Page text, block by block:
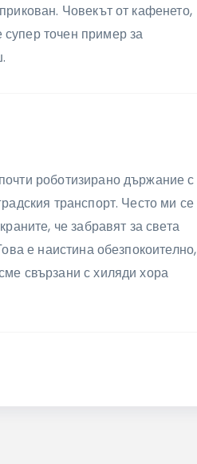
Човекът от кафенето,
точен пример за
роботизирано държание с
транспорт. Често ми се
че забравят за света
е наистина обезпокоително,
свързани с хиляди хора